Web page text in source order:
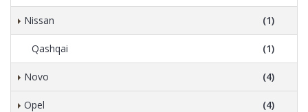
Nissan (1)
Qashqai (1)
Novo (4)
Opel (4)